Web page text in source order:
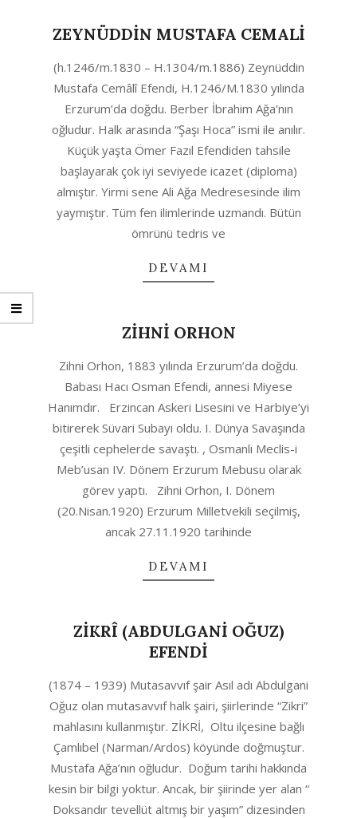
ZEYNÜDDİN MUSTAFA CEMALİ
04-
11
(h.1246/m.1830 – H.1304/m.1886) Zeynüddin
Mustafa Cemâlî Efendi, H.1246/M.1830 yılında
Erzurum’da doğdu. Berber İbrahim Ağa’nın
oğludur. Halk arasında “Şaşı Hoca” ismi ile anılır.
Küçük yaşta Ömer Fazıl Efendiden tahsile
başlayarak çok iyi seviyede icazet (diploma)
almıştır. Yirmi sene Ali Ağa Medresesinde ilim
yaymıştır. Tüm fen ilimlerinde uzmandı. Bütün
ömrünü tedris ve
DEVAMI
ZİHNİ ORHON
04-Zihni Orhon, 1883 yılında Erzurum’da doğdu.
Babası Hacı Osman Efendi, annesi Miyese
Hanımdır. Erzincan Askeri Lisesini ve Harbiye’yi
bitirerek Süvari Subayı oldu. I. Dünya Savaşında
çeşitli cephelerde savaştı. , Osmanlı Meclis-i
Meb’usan IV. Dönem Erzurum Mebusu olarak
görev yaptı. Zihni Orhon, I. Dönem
(20.Nisan.1920) Erzurum Milletvekili seçilmiş,
ancak 27.11.1920 tarihinde
DEVAMI
ZİKRÎ (ABDULGANİ OĞUZ)
EFENDİ
04-
11
(1874 – 1939) Mutasavvıf şair Asıl adı Abdulgani
Oğuz olan mutasavvıf halk şairi, şiirlerinde “Zikri”
mahlasını kullanmıştır. ZİKRİ, Oltu ilçesine bağlı
Çamlıbel (Narman/Ardos) köyünde doğmuştur.
Mustafa Ağa’nın oğludur. Doğum tarihi hakkında
kesin bir bilgi yoktur. Ancak, bir şiirinde yer alan “
Doksandır tevellüt altmış bir yaşım” dizesinden